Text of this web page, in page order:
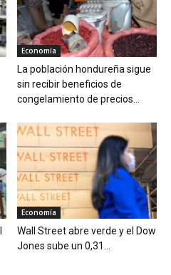
Economía
La población hondureña sigue
sin recibir beneficios de
congelamiento de precios...
Economía
Wall Street abre verde y el Dow
Jones sube un 0,31...